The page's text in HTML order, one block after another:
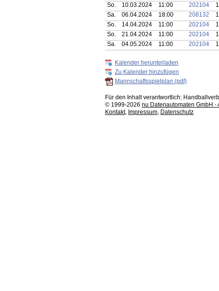
So.
10.03.2024 11:00 202104
Sa.
06.04.2024 18:00 208132
So.
14.04.2024 11:00 202104
So.
21.04.2024 11:00 202104
Sa.
04.05.2024 11:00 202104
Kalender herunterladen
Zu Kalender hinzufügen
Mannschaftsspielplan (pdf)
Für den Inhalt verantwortlich:
© 1999-2026 nu Datenautomaten GmbH
Kontakt, Impressum, Datenschutz